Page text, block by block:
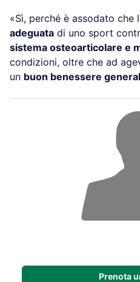
«Sì, perché è assodato che
adeguata di uno sport
sistema osteoarticolare e
condizioni, oltre che ad
un buon benessere
Prenota